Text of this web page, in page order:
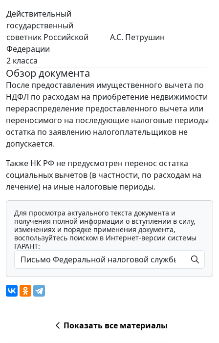
Действительный
государственный
советник Российской
Федерации
2 класса
А.С. Петрушин
Обзор документа
После предоставления имущественного вычета по
НДФЛ по расходам на приобретение недвижимости
перераспределение предоставленного вычета или
переносимого на последующие налоговые периоды
остатка по заявлению налогоплательщиков не
допускается.
Также НК РФ не предусмотрен перенос остатка
социальных вычетов (в частности, по расходам на
лечение) на иные налоговые периоды.
Для просмотра актуального текста документа и
получения полной информации о вступлении в силу,
изменениях и порядке применения документа,
воспользуйтесь поиском в Интернет-версии системы
ГАРАНТ:
Показать все материалы